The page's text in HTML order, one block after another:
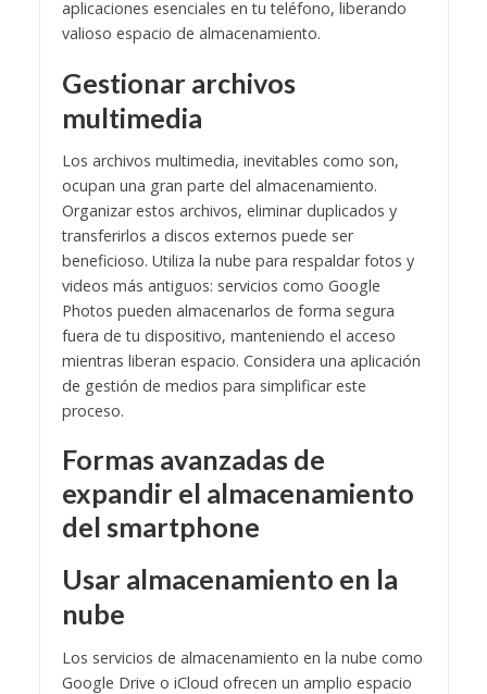
aplicaciones esenciales en tu teléfono, liberando
valioso espacio de almacenamiento.
Gestionar archivos
multimedia
Los archivos multimedia, inevitables como son,
ocupan una gran parte del almacenamiento.
Organizar estos archivos, eliminar duplicados y
transferirlos a discos externos puede ser
beneficioso. Utiliza la nube para respaldar fotos y
videos más antiguos: servicios como Google
Photos pueden almacenarlos de forma segura
fuera de tu dispositivo, manteniendo el acceso
mientras liberan espacio. Considera una aplicación
de gestión de medios para simplificar este
proceso.
Formas avanzadas de
expandir el almacenamiento
del smartphone
Usar almacenamiento en la
nube
Los servicios de almacenamiento en la nube como
Google Drive o iCloud ofrecen un amplio espacio